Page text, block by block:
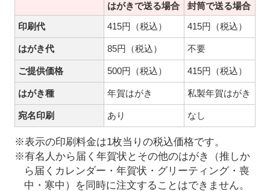
はがきで送る場合
封筒で送る場合
印刷代
415円（税込） 415円（税込）
はがき代 85円（税込） 不要
ご提供価格 500円（税込） 415円（税込）
はがき種 年賀はがき 私製年賀はがき
宛名印刷 あり なし
※表示の印刷料金は1枚当りの税込価格です。
※有名人から届く年賀状とその他のはがき（推しか
ら届くカレンダー・年賀状・グリーティング・喪
中・寒中）を同時に注文することはできません。